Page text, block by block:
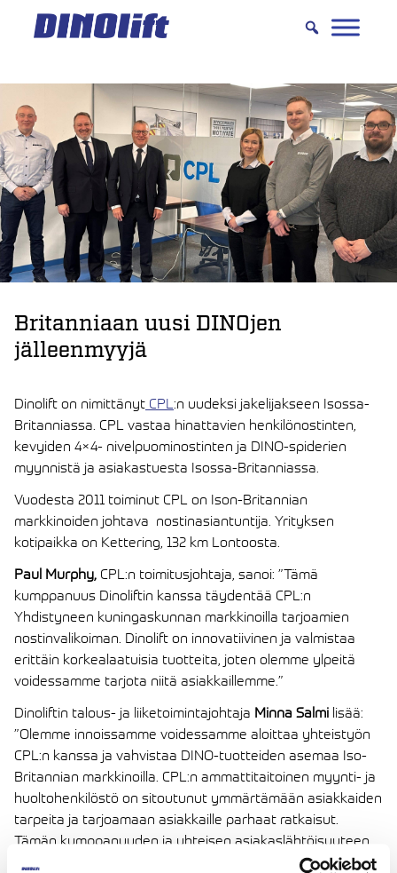
Hyppää
sisältöön
Britanniaan uusi DINOjen
jälleenmyyjä
Dinolift on nimittänyt CPL:n uudeksi jakelijakseen Isossa-
Britanniassa. CPL vastaa hinattavien henkilönostinten,
kevyiden 4×4- nivelpuominostinten ja DINO-spiderien
myynnistä ja asiakastuesta Isossa-Britanniassa.
Vuodesta 2011 toiminut CPL on Ison-Britannian
markkinoiden johtava nostinasiantuntija. Yrityksen
kotipaikka on Kettering, 132 km Lontoosta.
Paul Murphy, CPL:n toimitusjohtaja, sanoi: ”Tämä
kumppanuus Dinoliftin kanssa täydentää CPL:n
Yhdistyneen kuningaskunnan markkinoilla tarjoamien
nostinvalikoiman. Dinolift on innovatiivinen ja valmistaa
erittäin korkealaatuisia tuotteita, joten olemme ylpeitä
voidessamme tarjota niitä asiakkaillemme.”
Dinoliftin talous- ja liiketoimintajohtaja Minna Salmi lisää:
”Olemme innoissamme voidessamme aloittaa yhteistyön
CPL:n kanssa ja vahvistaa DINO-tuotteiden asemaa Iso-
Britannian markkinoilla. CPL:n ammattitaitoinen myynti- ja
huoltohenkilöstö on sitoutunut ymmärtämään asiakkaiden
tarpeita ja tarjoamaan asiakkaille parhaat ratkaisut.
Tämän kumppanuuden ja yhteisen asiakaslähtöisyyteen
sitoutumisen ansiosta pystymme nyt palvelemaan